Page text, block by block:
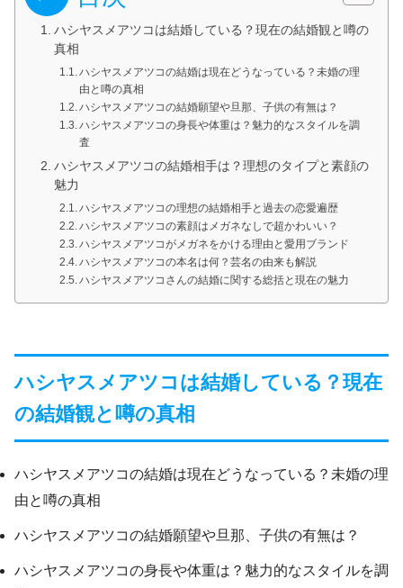
ハシヤスメアツコは結婚している？現在の結婚観と噂の
真相
ハシヤスメアツコの結婚は現在どうなっている？未婚の理
由と噂の真相
ハシヤスメアツコの結婚願望や旦那、子供の有無は？
ハシヤスメアツコの身長や体重は？魅力的なスタイルを調
査
ハシヤスメアツコの結婚相手は？理想のタイプと素顔の
魅力
ハシヤスメアツコの理想の結婚相手と過去の恋愛遍歴
ハシヤスメアツコの素顔はメガネなしで超かわいい？
ハシヤスメアツコがメガネをかける理由と愛用ブランド
ハシヤスメアツコの本名は何？芸名の由来も解説
ハシヤスメアツコさんの結婚に関する総括と現在の魅力
ハシヤスメアツコは結婚している？現在
の結婚観と噂の真相
ハシヤスメアツコの結婚は現在どうなっている？未婚の理
由と噂の真相
ハシヤスメアツコの結婚願望や旦那、子供の有無は？
ハシヤスメアツコの身長や体重は？魅力的なスタイルを調